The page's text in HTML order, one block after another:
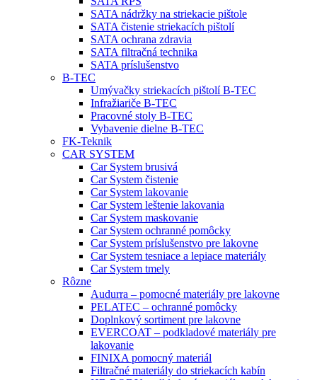
SATA nádržky na striekacie pištole
SATA čistenie striekacích pištolí
SATA ochrana zdravia
SATA filtračná technika
SATA príslušenstvo
B-TEC
Umývačky striekacích pištolí B-TEC
Infražiariče B-TEC
Pracovné stoly B-TEC
Vybavenie dielne B-TEC
FK-Teknik
CAR SYSTEM
Car System brusivá
Car System čistenie
Car System lakovanie
Car System leštenie lakovania
Car System maskovanie
Car System ochranné pomôcky
Car System príslušenstvo pre lakovne
Car System tesniace a lepiace materiály
Car System tmely
Rôzne
Audurra – pomocné materiály pre lakovne
PELATEC – ochranné pomôcky
Doplnkový sortiment pre lakovne
EVERCOAT – podkladové materiály pre
lakovanie
FINIXA pomocný materiál
Filtračné materiály do striekacích kabín